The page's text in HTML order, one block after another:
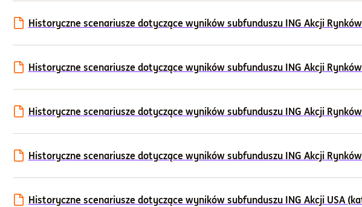
Historyczne scenariusze dotyczące wyników subfunduszu ING Akcji
Historyczne scenariusze dotyczące wyników subfunduszu ING Akcji
Historyczne scenariusze dotyczące wyników subfunduszu ING Akcji
Historyczne scenariusze dotyczące wyników subfunduszu ING Akcji
Historyczne scenariusze dotyczące wyników subfunduszu ING Akcji USA